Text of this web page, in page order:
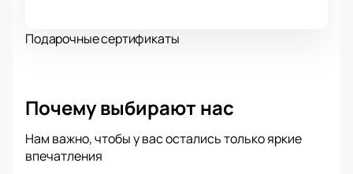
Подарочные сертификаты
Почему выбирают нас
Нам важно, чтобы у вас остались только яркие
впечатления